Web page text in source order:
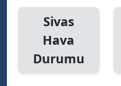
Sivas
Hava
Durumu